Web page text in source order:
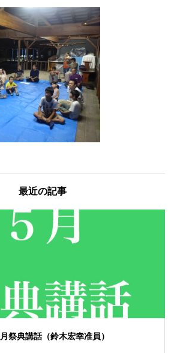
最近の記事
典講話（鈴木宏幸准員）